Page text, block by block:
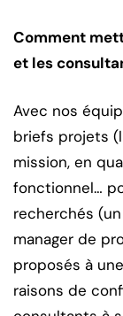
Comment
et les
Avec nos
briefs projets
mission, en
fonctionnel…
recherchés
manager de
proposés à
raisons de